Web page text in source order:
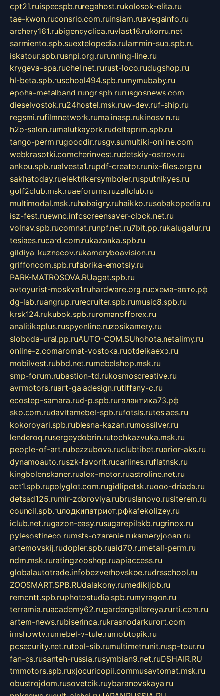
cpt21.ruispecspb.ruregahost.rukolosok-elita.ru
tae-kwon.ruconsrio.com.ruinsiam.ruavegainfo.ru
archery161.rubigencyclica.ruvlast16.rukorru.net
sarmiento.spb.suextelopedia.rulammin-suo.spb.ru
iskatour.spb.rusnpi.org.rurunning-line.ru
krygeva-spa.ruchel.net.rurust-loco.rudugshop.ru
hl-beta.spb.ruschool494.spb.rumymubaby.ru
epoha-metalband.rungr.spb.rurusgosnews.com
dieselvostok.ru24hostel.msk.ruw-dev.ruf-ship.ru
regsmi.rufilmnetwork.rumalinasp.rukinosvin.ru
h2o-salon.rumalutkayork.rudeltaprim.spb.ru
tango-perm.rugooddir.rusgv.sumultiki-online.com
webkrasotki.comcherinvest.rudetskiy-ostrov.ru
ankou.spb.rualvesta1.rupdf-creator.runix-files.org.ru
sakhatoday.ruelektrikersymboler.rusputnikyes.ru
golf2club.msk.ruaeforums.ruzallclub.ru
multimodal.msk.ruhabaigry.ruhaikko.rusobakopedia.ru
isz-fest.ruewnc.infoscreensaver-clock.net.ru
volnav.spb.rucomnat.runpf.net.ru7bit.pp.rukalugatur.ru
tesiaes.rucard.com.rukazanka.spb.ru
gildiya-kuznecov.rukameryboavision.ru
griffoncom.spb.rufabrika-emotsiy.ru
PARK-MATROSOVA.RUagat.spb.ru
avtoyurist-moskva1.ruhardware.org.ruсхема-авто.рф
dg-lab.ruangrup.rurecruiter.spb.rumusic8.spb.ru
krsk124.rukubok.spb.ruromanofforex.ru
analitikaplus.ruspyonline.ruzosikamery.ru
sloboda-ural.pp.ruAUTO-COM.SUhohota.netalimy.ru
online-z.comaromat-vostoka.ruotdelkaexp.ru
mobilvest.rubbd.net.rumebelshop.msk.ru
smp-forum.rubastion-td.rukosmoscreative.ru
avrmotors.ruart-galadesign.rutiffany-c.ru
ecostep-samara.rud-p.spb.ruгалактика73.рф
sko.com.rudavitamebel-spb.rufotsis.rutesiaes.ru
kokoroyari.spb.rublesna-kazan.rumossilver.ru
lenderoq.rusergeydobrin.rutochkazvuka.msk.ru
people-of-art.rubezzubova.ruclubtibet.ruorior-aks.ru
dynamoauto.ruszk-favorit.rucarlines.ruflatnsk.ru
kingbolenskaner.rualex-motor.ruastroline.net.ru
act1.spb.rupolyglot.com.rugidlipetsk.ruooo-driada.ru
detsad125.rumir-zdoroviya.rubruslanovo.rusiterem.ru
council.spb.ruлодкипатриот.рфkafekolizey.ru
iclub.net.rugazon-easy.rusugarepilekb.rugrinox.ru
pylesostineco.rumsts-ozarenie.rukameryjooan.ru
artemovskij.rudopler.spb.ruaid70.rumetall-perm.ru
ndm.msk.ruratingzooshop.ruapiaccess.ru
globalautotrade.infobezverhovskoe.rudrsschool.ru
ZOOSMART.SPB.RUdalakony.rumedikijob.ru
remontt.spb.ruphotostudia.spb.rumyragon.ru
terramia.ruacademy62.rugardengallereya.rurti.com.ru
artem-news.rubiserinca.rukrasnodarkurort.com
imshowtv.rumebel-v-tule.rumobtopik.ru
pcsecurity.net.rutool-sib.rumultimetrunit.rusp-tour.ru
fan-cs.rusanteh-russia.rusymbian9.net.ruDSHAIR.RU
tmmotors.spb.ruxjocuricopii.commusavtomat.msk.ru
obustrojdom.rusovetcik.ruybaranovskaya.ru